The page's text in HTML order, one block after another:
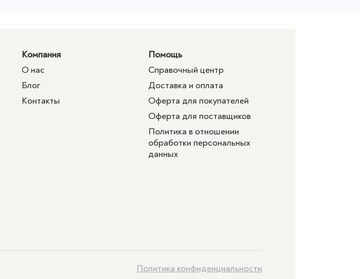
Компания
О нас
Блог
Контакты
Помощь
Справочный центр
Доставка и оплата
Оферта для покупателей
Оферта для поставщиков
Политика в отношении
обработки персональных
данных
Политика конфиденциальности